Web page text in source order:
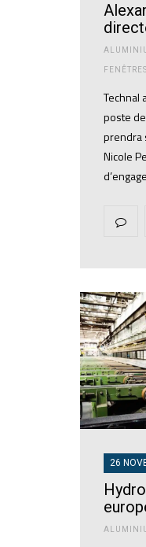
FENÊTRES
Technal
poste
prendra
Nicole
26